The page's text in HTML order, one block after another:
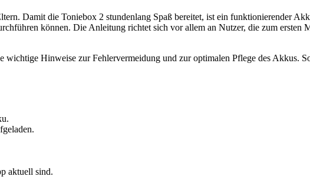
Damit die Toniebox 2 stundenlang Spaß bereitet, ist ein funktionierender
können. Die Anleitung richtet sich vor allem an Nutzer, die zum ersten
Hinweise zur Fehlervermeidung und zur optimalen Pflege des Akkus.
aktuell sind.